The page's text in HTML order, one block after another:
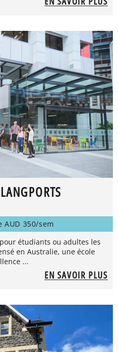
350/sem
étudiants ou adultes les
en Australie, une école
...
EN SAVOIR PLUS